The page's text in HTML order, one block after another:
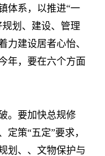
体系，以推进“一
划、建设、管理
力建设居者心怡、
年，要在六个方面
。要加快总规修
策“五定”要求，
划、、文物保护与